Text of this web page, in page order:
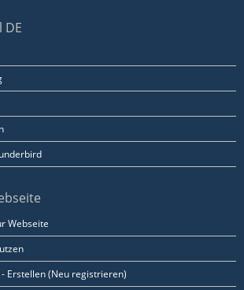
Webseite
Erstellen (Neu registrieren)